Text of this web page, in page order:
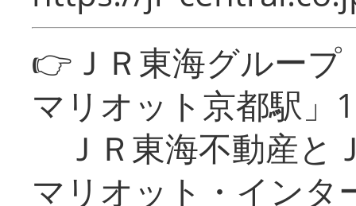
👉ＪＲ東海グルー
マリオット京都駅」
ＪＲ東海不動産と
マリオット・インタ